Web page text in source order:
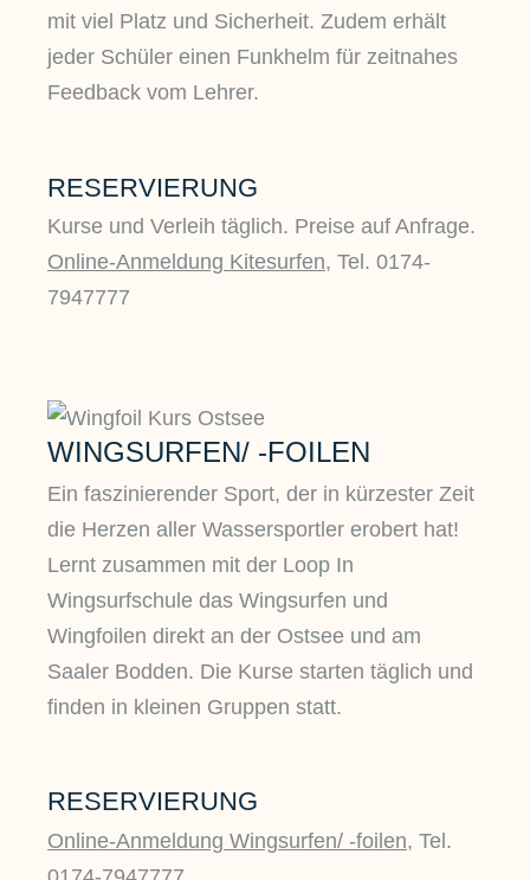
mit viel Platz und Sicherheit. Zudem erhält
jeder Schüler einen Funkhelm für zeitnahes
Feedback vom Lehrer.
RESERVIERUNG
Kurse und Verleih täglich. Preise auf Anfrage.
Online-Anmeldung Kitesurfen, Tel. 0174-
7947777
WINGSURFEN/ -FOILEN
Ein faszinierender Sport, der in kürzester Zeit
die Herzen aller Wassersportler erobert hat!
Lernt zusammen mit der Loop In
Wingsurfschule das Wingsurfen und
Wingfoilen direkt an der Ostsee und am
Saaler Bodden. Die Kurse starten täglich und
finden in kleinen Gruppen statt.
RESERVIERUNG
Online-Anmeldung Wingsurfen/ -foilen, Tel.